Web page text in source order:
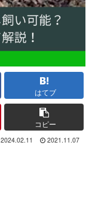
はてブ
コピー
2024.02.11 2021.11.07